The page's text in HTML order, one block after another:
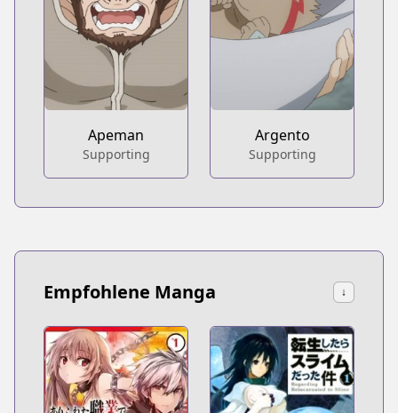
Apeman
Supporting
Argento
Supporting
Empfohlene Manga ↓